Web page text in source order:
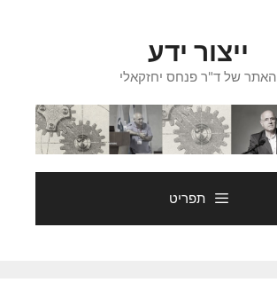
ייצור ידע
האתר של ד"ר פנחס יחזקאלי
תפריט